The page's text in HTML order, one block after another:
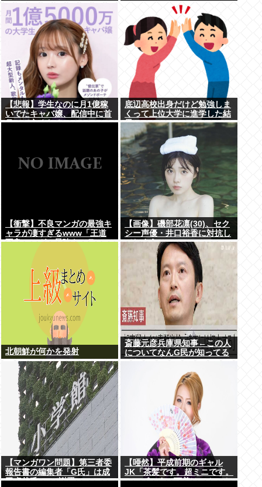
【悲報】学生なのに月1億稼
いでたキャバ嬢、配信中に首
吊って亡くなる
底辺高校出身だけど勉強しま
くって上位大学に進学した結
果w
【衝撃】不良マンガの最強キ
ャラが凄すぎるwww「王道
不良マンガの最強キャラTier
【画像】磯部花凛(30)、セク
シー声優・井口裕香に対抗し
てしまうwww
北朝鮮が何かを発射
斎藤元彦兵庫県知事←この人
についてなんG民が知ってる
【マンガワン問題】第三者委
報告書の編集者「G氏」は成
田卓哉氏...Xで謝罪
【唖然】平成前期のギャル
JK「茶髪です。超ミニです。
ルーズです。下着はテカテカ